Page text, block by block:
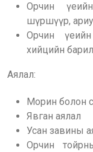
Орчин
шүршүүр,
Орчин
хийцийн
Аялал:
Морин болон
Явган аялал
Усан завины
Орчин